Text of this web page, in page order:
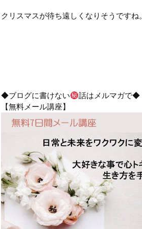
クリスマスが待ち遠しくなりそうですね
◆ブログに書けない
話はメルマガで◆
【無料メール講座】